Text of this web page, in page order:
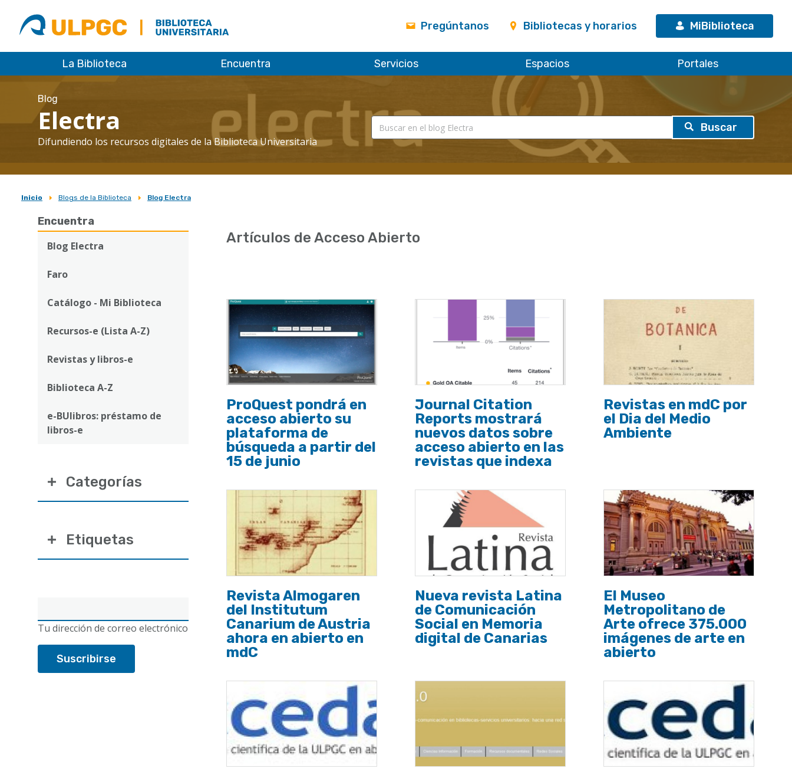
ULPGC
Biblioteca
ULPGC
Pregúntanos Bibliotecas y horarios MiBiblioteca
La Biblioteca Encuentra Servicios Espacios Portales
Blog
Electra
Difundiendo los recursos digitales de la Biblioteca Universitaria
Sobrescribir
enlaces
ayuda
navegación
Inicio Blogs de la Biblioteca Blog Electra
Encuentra
Blog Electra
Faro
Catálogo - Mi Biblioteca
Recursos-e (Lista A-Z)
Revistas y libros-e
Biblioteca A-Z
e-BUlibros: préstamo de
libros-e
electrónico
Tu dirección de correo electrónico
Categorías
Etiquetas
Artículos de Acceso Abierto
ProQuest pondrá en
acceso abierto su
plataforma de
búsqueda a partir del
15 de junio
Journal Citation
Reports mostrará
nuevos datos sobre
acceso abierto en las
revistas que indexa
Revistas en mdC por
el Dia del Medio
Ambiente
Revista Almogaren
del Institutum
Canarium de Austria
ahora en abierto en
mdC
Nueva revista Latina
de Comunicación
Social en Memoria
digital de Canarias
El Museo
Metropolitano de
Arte ofrece 375.000
imágenes de arte en
abierto